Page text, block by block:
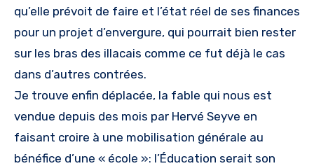
qu’elle prévoit de faire et l’état réel de ses finances
pour un projet d’envergure, qui pourrait bien rester
sur les bras des illacais comme ce fut déjà le cas
dans d’autres contrées.
Je trouve enfin déplacée, la fable qui nous est
vendue depuis des mois par Hervé Seyve en
faisant croire à une mobilisation générale au
bénéfice d’une « école »: l’Éducation serait son